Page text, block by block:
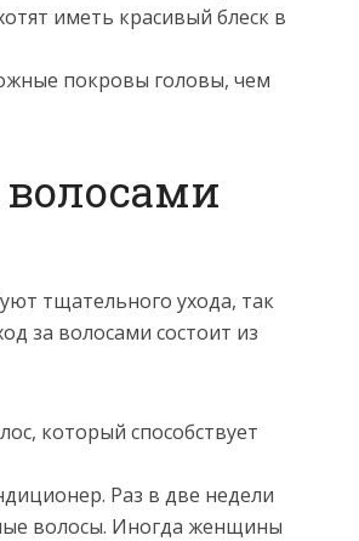
иметь красивый блеск в
покровы головы, чем
тщательного ухода, так
за волосами состоит из
который способствует
Раз в две недели
волосы. Иногда женщины